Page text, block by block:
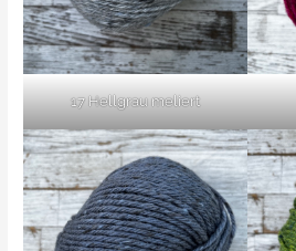
17 Hellgrau meliert